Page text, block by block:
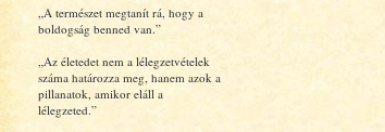
„A természet megtanít rá, hogy a
boldogság benned van.”
„Az életedet nem a lélegzetvételek
száma határozza meg, hanem azok a
pillanatok, amikor eláll a
lélegzeted.”